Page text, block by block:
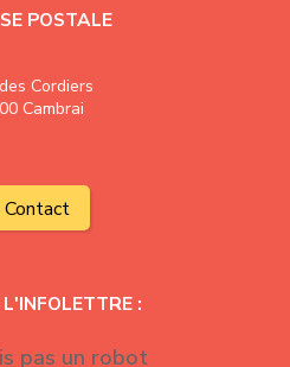
POSTALE
Cordiers
Cambrai
Contact
:
pas un robot